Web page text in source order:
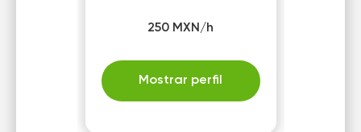
250 MXN/h
Mostrar perfil